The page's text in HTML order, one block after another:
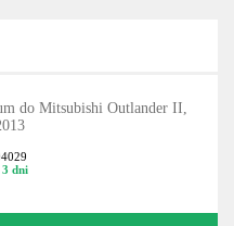
do Mitsubishi Outlander II,
dni